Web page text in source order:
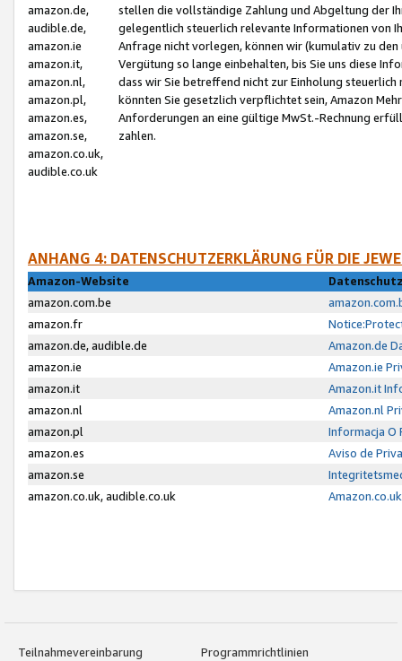
amazon.de,
audible.de,
amazon.ie
amazon.it,
amazon.nl,
amazon.pl,
amazon.es,
amazon.se,
amazon.co.uk,
audible.co.uk
stellen die vollständige Zahlung und Abgeltung der
gelegentlich steuerlich relevante Informationen von
Anfrage nicht vorlegen, können wir (kumulativ zu
Vergütung so lange einbehalten, bis Sie uns diese
dass wir Sie betreffend nicht zur Einholung
könnten Sie gesetzlich verpflichtet sein, Amazon
Anforderungen an eine gültige MwSt.-Rechnung
zahlen.
ANHANG 4: DATENSCHUTZERKLÄRUNG FÜR DIE
Amazon-Website
amazon.com.be
amazon.fr
amazon.de, audible.de
Amazon.de
amazon.ie
Amazon.ie
amazon.it
Amazon.it
amazon.nl
Amazon.nl
amazon.pl
Informacja O
amazon.es
Aviso de
amazon.se
amazon.co.uk, audible.co.uk
Teilnahmevereinbarung
Programmrichtlinien